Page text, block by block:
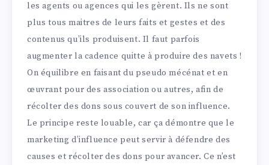
les agents ou agences qui les gèrent. Ils ne sont
plus tous maitres de leurs faits et gestes et des
contenus qu’ils produisent. Il faut parfois
augmenter la cadence quitte à produire des navets !
On équilibre en faisant du pseudo mécénat et en
œuvrant pour des association ou autres, afin de
récolter des dons sous couvert de son influence.
Le principe reste louable, car ça démontre que le
marketing d’influence peut servir à défendre des
causes et récolter des dons pour avancer. Ce n’est